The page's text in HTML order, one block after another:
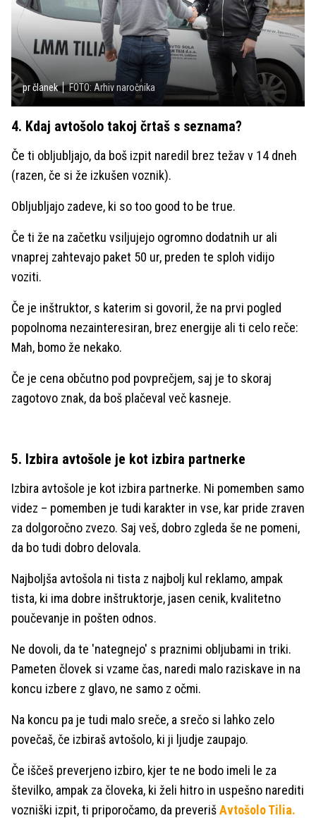
pr članek FOTO: Arhiv naročnika
4. Kdaj avtošolo takoj črtaš s seznama?
Če ti obljubljajo, da boš izpit naredil brez težav v 14 dneh
(razen, če si že izkušen voznik).
Obljubljajo zadeve, ki so too good to be true.
Če ti že na začetku vsiljujejo ogromno dodatnih ur ali
vnaprej zahtevajo paket 50 ur, preden te sploh vidijo
voziti.
Če je inštruktor, s katerim si govoril, že na prvi pogled
popolnoma nezainteresiran, brez energije ali ti celo reče:
Mah, bomo že nekako.
Če je cena občutno pod povprečjem, saj je to skoraj
zagotovo znak, da boš plačeval več kasneje.
5. Izbira avtošole je kot izbira partnerke
Izbira avtošole je kot izbira partnerke. Ni pomemben samo
videz – pomemben je tudi karakter in vse, kar pride zraven
za dolgoročno zvezo. Saj veš, dobro zgleda še ne pomeni,
da bo tudi dobro delovala.
Najboljša avtošola ni tista z najbolj kul reklamo, ampak
tista, ki ima dobre inštruktorje, jasen cenik, kvalitetno
poučevanje in pošten odnos.
Ne dovoli, da te 'nategnejo' s praznimi obljubami in triki.
Pameten človek si vzame čas, naredi malo raziskave in na
koncu izbere z glavo, ne samo z očmi.
Na koncu pa je tudi malo sreče, a srečo si lahko zelo
povečaš, če izbiraš avtošolo, ki ji ljudje zaupajo.
Če iščeš preverjeno izbiro, kjer te ne bodo imeli le za
številko, ampak za človeka, ki želi hitro in uspešno narediti
vozniški izpit, ti priporočamo, da preverišAvtošolo Tilia.